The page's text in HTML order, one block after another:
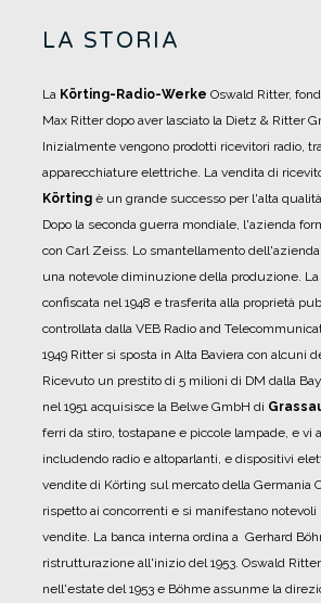
LA STORIA
La Körting-Radio-Werke Oswald Ritter,
Max Ritter dopo aver lasciato la Dietz & Ritter
Inizialmente vengono prodotti ricevitori radio,
apparecchiature elettriche. La vendita di
Körting è un grande successo per l'alta
Dopo la seconda guerra mondiale, l'azienda
con Carl Zeiss. Lo smantellamento
una notevole diminuzione della produzione.
confiscata nel 1948 e trasferita alla proprietà
controllata dalla VEB Radio and
1949 Ritter si sposta in Alta Baviera con alcuni
Ricevuto un prestito di 5 milioni di DM dalla
nel 1951 acquisisce la Belwe GmbH di
ferri da stiro, tostapane e piccole lampade, e vi
includendo radio e altoparlanti, e dispositivi
vendite di Körting sul mercato della Germania
rispetto ai concorrenti e si manifestano
vendite. La banca interna ordina a Gerhard
ristrutturazione all'inizio del 1953. Oswald
nell'estate del 1953 e Böhme assunme la